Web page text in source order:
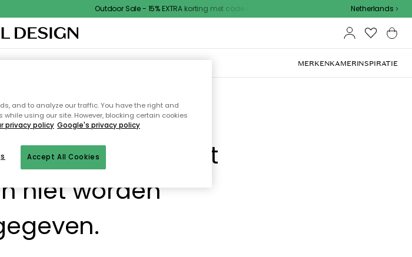
Outdoor Sale - 15% EXTRA korting met code Netherlands
KEUKENBUITENMEUBELS MERKENKAMERINSPIRATIE
waarnaar je hebt
niet worden
and to analyze our traffic. You have the right and
using our site. However, blocking certain cookies
privacy policy Google's privacy policy
Accept All Cookies